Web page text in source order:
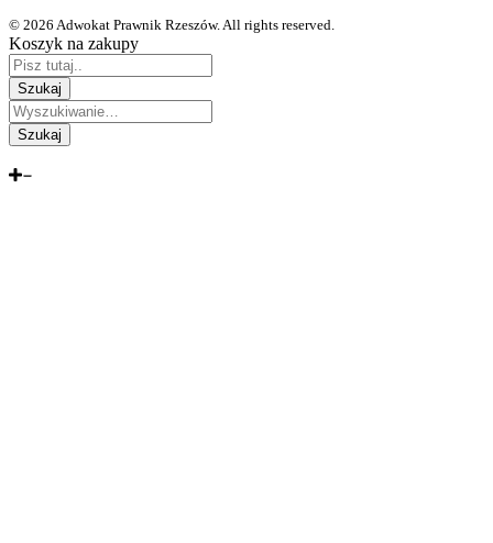
© 2026 Adwokat Prawnik Rzeszów. All rights reserved.
Koszyk na zakupy